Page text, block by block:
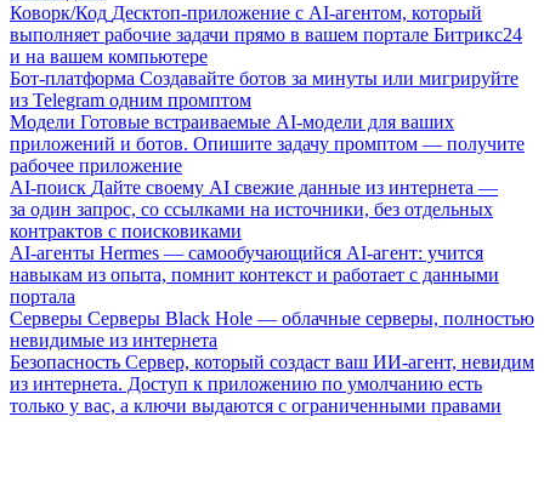
Коворк/Код Десктоп-приложение с AI-агентом, который
выполняет рабочие задачи прямо в вашем портале Битрикс24
и на вашем компьютере
Бот-платформа Создавайте ботов за минуты или мигрируйте
из Telegram одним промптом
Модели Готовые встраиваемые AI-модели для ваших
приложений и ботов. Опишите задачу промптом — получите
рабочее приложение
AI-поиск Дайте своему AI свежие данные из интернета —
за один запрос, со ссылками на источники, без отдельных
контрактов с поисковиками
AI-агенты Hermes — самообучающийся AI-агент: учится
навыкам из опыта, помнит контекст и работает с данными
портала
Серверы Серверы Black Hole — облачные серверы, полностью
невидимые из интернета
Безопасность Сервер, который создаст ваш ИИ-агент, невидим
из интернета. Доступ к приложению по умолчанию есть
только у вас, а ключи выдаются с ограниченными правами